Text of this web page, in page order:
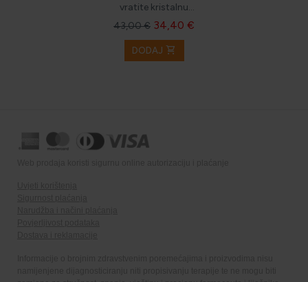
vratite kristalnu
svježinu svojoj koži.
43,00 € 34,40 €
DODAJ shopping_cart